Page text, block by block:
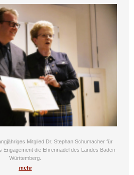
Mitglied Dr. Stephan Schumacher für
Engagement die Ehrennadel des Landes Baden-
Württemberg.
mehr